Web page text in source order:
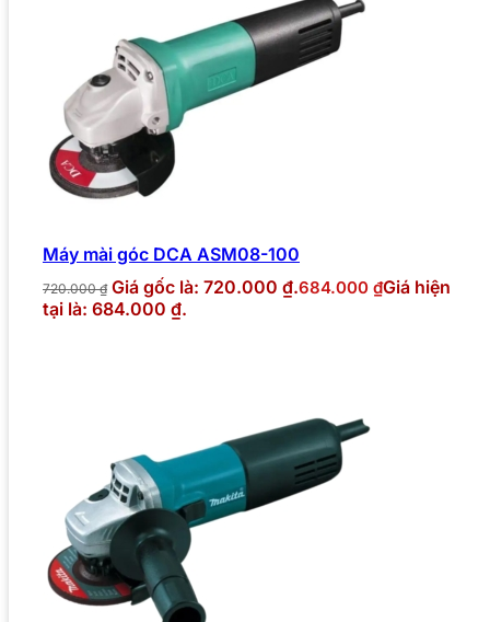
Máy mài góc DCA ASM08-100
720.000₫ Giá gốc là: 720.000 ₫.684.000 ₫Giá hiện
tại là: 684.000 ₫.